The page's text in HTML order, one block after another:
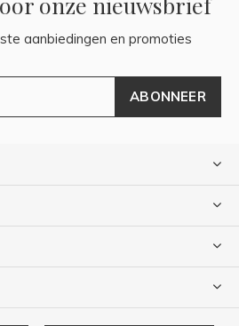
aanbiedingen en promoties
ABONNEER